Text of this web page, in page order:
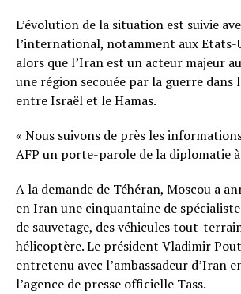
L’évolution de la situation est suivie
l’international, notamment aux Etats-
alors que l’Iran est un acteur majeur
une région secouée par la guerre dans
entre Israël et le Hamas.
« Nous suivons de près les
AFP un porte-parole de la diplomatie
A la demande de Téhéran, Moscou a
en Iran une cinquantaine de
de sauvetage, des véhicules tout-
hélicoptère. Le président Vladimir
entretenu avec l’ambassadeur d’Iran
l’agence de presse officielle Tass.